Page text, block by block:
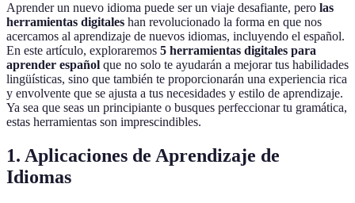
Aprender un nuevo idioma puede ser un viaje desafiante, pero las
herramientas digitales han revolucionado la forma en que nos
acercamos al aprendizaje de nuevos idiomas, incluyendo el español.
En este artículo, exploraremos 5 herramientas digitales para
aprender español que no solo te ayudarán a mejorar tus habilidades
lingüísticas, sino que también te proporcionarán una experiencia rica
y envolvente que se ajusta a tus necesidades y estilo de aprendizaje.
Ya sea que seas un principiante o busques perfeccionar tu gramática,
estas herramientas son imprescindibles.
1. Aplicaciones de Aprendizaje de
Idiomas